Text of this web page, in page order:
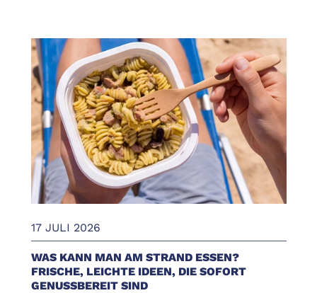
17 JULI 2026
WAS KANN MAN AM STRAND ESSEN?
FRISCHE, LEICHTE IDEEN, DIE SOFORT
GENUSSBEREIT SIND